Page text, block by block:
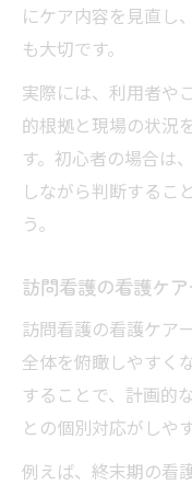
にケア内容を見直し
も大切です。
実際には、利用者や
的根拠と現場の状況
す。初心者の場合は
しながら判断するこ
う。
訪問看護の看護ケ
訪問看護の看護ケア
全体を俯瞰しやすく
することで、計画的
との個別対応がしや
例えば、終末期の看